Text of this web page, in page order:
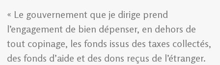
« Le gouvernement que je dirige prend
l’engagement de bien dépenser, en dehors de
tout copinage, les fonds issus des taxes collectés,
des fonds d’aide et des dons reçus de l’étranger.